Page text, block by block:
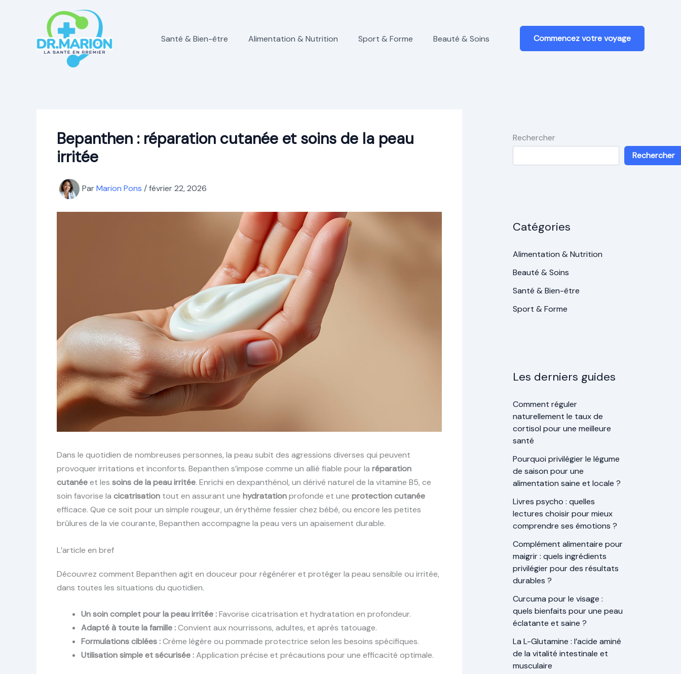
Santé & Bien-être Alimentation & Nutrition Sport & Forme Beauté & Soins Commencez votre voyage
Bepanthen : réparation cutanée et soins de la peau
irritée
ParMarion Pons /février 22, 2026
Dans le quotidien de nombreuses personnes, la peau subit des agressions diverses qui peuvent
provoquer irritations et inconforts. Bepanthen s’impose comme un allié fiable pour la réparation
cutanéeet les soins de la peau irritée. Enrichi en dexpanthénol, un dérivé naturel de la vitamine B5, ce
soin favorise la cicatrisation tout en assurant une hydratationprofonde et une protection cutanée
efficace. Que ce soit pour un simple rougeur, un érythème fessier chez bébé, ou encore les petites
brûlures de la vie courante, Bepanthen accompagne la peau vers un apaisement durable.
L’article en bref
Découvrez comment Bepanthen agit en douceur pour régénérer et protéger la peau sensible ou irritée,
dans toutes les situations du quotidien.
Un soin complet pour la peau irritée :Favorise cicatrisation et hydratation en profondeur.
Adapté à toute la famille :Convient aux nourrissons, adultes, et après tatouage.
Formulations ciblées :Crème légère ou pommade protectrice selon les besoins spécifiques.
Utilisation simple et sécurisée :Application précise et précautions pour une efficacité optimale.
Rechercher
Rechercher
Catégories
Alimentation & Nutrition
Beauté & Soins
Santé & Bien-être
Sport & Forme
Les derniers guides
Comment réguler
naturellement le taux de
cortisol pour une meilleure
santé
Pourquoi privilégier le légume
de saison pour une
alimentation saine et locale ?
Livres psycho : quelles
lectures choisir pour mieux
comprendre ses émotions ?
Complément alimentaire pour
maigrir : quels ingrédients
privilégier pour des résultats
durables ?
Curcuma pour le visage :
quels bienfaits pour une peau
éclatante et saine ?
La L-Glutamine : l’acide aminé
de la vitalité intestinale et
musculaire